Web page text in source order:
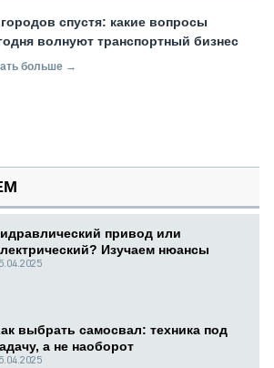
городов спустя: какие вопросы
волнуют транспортный бизнес
больше →
привод или
Изучаем нюансы
выбрать самосвал: техника под
а не наоборот